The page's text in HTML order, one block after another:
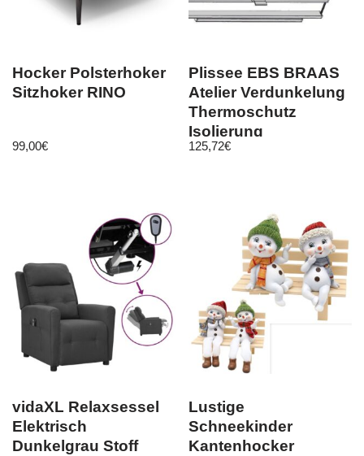
Hocker Polsterhoker
Sitzhoker RINO
99,00€
Plissee EBS BRAAS
Atelier Verdunkelung
Thermoschutz
Isolierung
Wabenplissee Maß
125,72€
vidaXL Relaxsessel
Elektrisch
Dunkelgrau Stoff
Lustige
Schneekinder
Kantenhocker